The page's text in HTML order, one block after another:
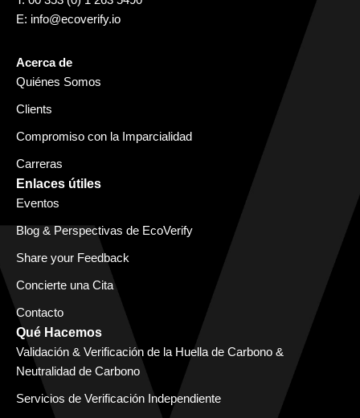
E: info@ecoverify.io
Acerca de
Quiénes Somos
Clients
Compromiso con la Imparcialidad
Carreras
Enlaces útiles
Eventos
Blog & Perspectivas de EcoVerify
Share your Feedback
Concierte una Cita
Contacto
Qué Hacemos
Validación & Verificación de la Huella de Carbono &
Neutralidad de Carbono
Servicios de Verificación Independiente